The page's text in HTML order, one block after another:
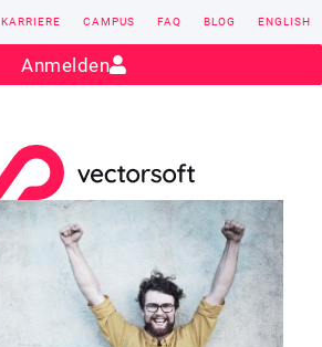
Kontakt:sales@vectorsoft.de
KARRIERE CAMPUS FAQ BLOG ENGLISH
Anmelden